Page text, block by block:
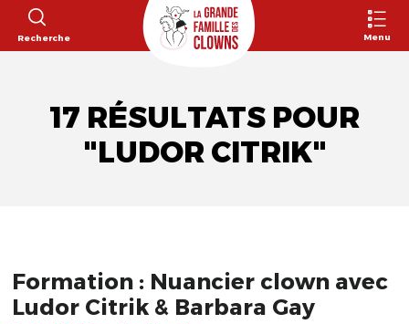
Recherche Menu
17 RÉSULTATS POUR
"LUDOR CITRIK"
Formation : Nuancier clown avec
Ludor Citrik & Barbara Gay